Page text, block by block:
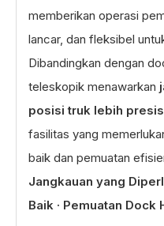
memberikan operasi
lancar, dan fleksibel
Dibandingkan dengan
teleskopik menawarkan
posisi truk lebih
fasilitas yang
baik dan pemuatan
Jangkauan yang
Baik · Pemuatan Dock